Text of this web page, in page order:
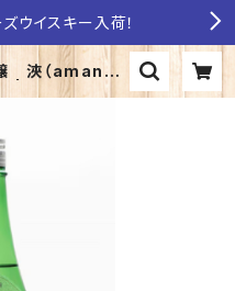
ウイスキー入荷！
浹（amane)
| 至福の酒 稲